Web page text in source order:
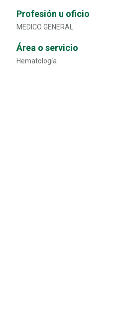
Profesión u oficio
MEDICO GENERAL
Área o servicio
Hematología